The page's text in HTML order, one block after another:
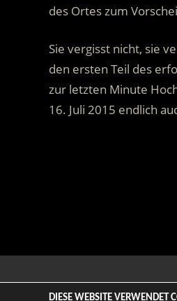
des Ortes zum
Sie vergisst nicht, sie
den ersten Teil des
zur letzten Minute
16. Juli 2015 endlich
© 2026 ENTERTAINMENT
DIESE WEBSITE VERWENDET